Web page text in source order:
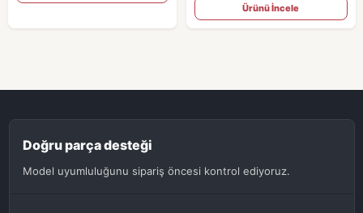
Ürünü İncele
Doğru parça desteği
Model uyumluluğunu sipariş öncesi kontrol ediyoruz.